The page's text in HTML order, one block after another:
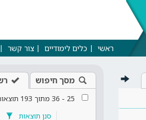
ראשי כלים לימודיים צור קשר
מסך חיפוש
25
-
36 מתוך 193
סנן תוצאות